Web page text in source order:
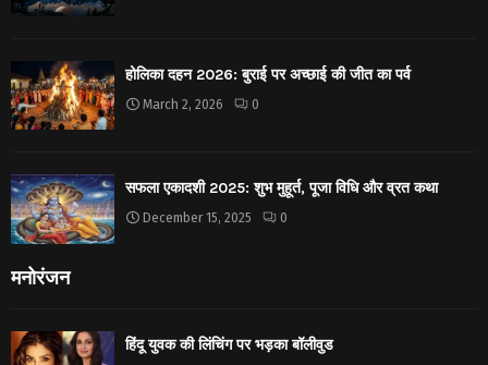
होलिका दहन 2026: बुराई पर अच्छाई की जीत का पर्व
March 2, 2026 0
सफला एकादशी 2025: शुभ मुहूर्त, पूजा विधि और व्रत कथा
December 15, 2025 0
मनोरंजन
हिंदू युवक की लिंचिंग पर भड़का बॉलीवुड